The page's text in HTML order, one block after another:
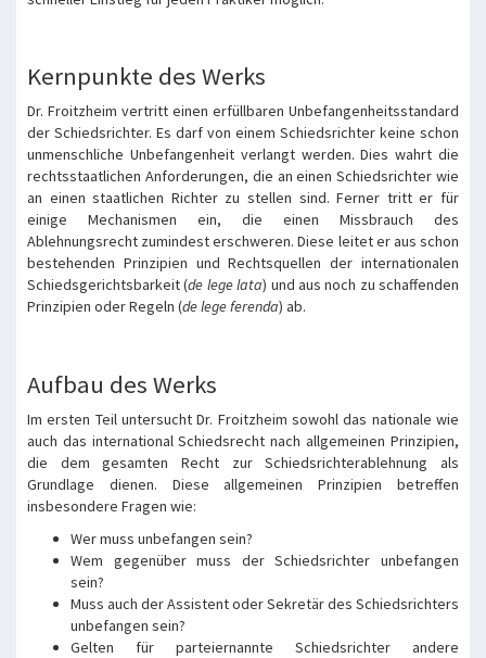
Kernpunkte des Werks
Dr. Froitzheim vertritt einen erfüllbaren Unbefangenheitsstandard
der Schiedsrichter. Es darf von einem Schiedsrichter keine schon
unmenschliche Unbefangenheit verlangt werden. Dies wahrt die
rechtsstaatlichen Anforderungen, die an einen Schiedsrichter wie
an einen staatlichen Richter zu stellen sind. Ferner tritt er für
einige Mechanismen ein, die einen Missbrauch des
Ablehnungsrecht zumindest erschweren. Diese leitet er aus schon
bestehenden Prinzipien und Rechtsquellen der internationalen
Schiedsgerichtsbarkeit (de lege lata) und aus noch zu schaffenden
Prinzipien oder Regeln (de lege ferenda) ab.
Aufbau des Werks
Im ersten Teil untersucht Dr. Froitzheim sowohl das nationale wie
auch das international Schiedsrecht nach allgemeinen Prinzipien,
die dem gesamten Recht zur Schiedsrichterablehnung als
Grundlage dienen. Diese allgemeinen Prinzipien betreffen
insbesondere Fragen wie:
Wer muss unbefangen sein?
Wem gegenüber muss der Schiedsrichter unbefangen
sein?
Muss auch der Assistent oder Sekretär des Schiedsrichters
unbefangen sein?
Gelten für parteiernannte Schiedsrichter andere